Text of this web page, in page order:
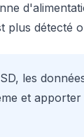
plus détecté
les
et